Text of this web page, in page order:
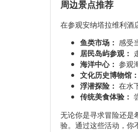
周边景点推荐
在参观安纳塔拉维利酒
鱼类市场： 感受
居民岛屿参观：
海洋中心： 参观
文化历史博物馆：
浮潜探险： 在水
传统美食体验：
无论你是寻求冒险还是
验。通过这些活动，你